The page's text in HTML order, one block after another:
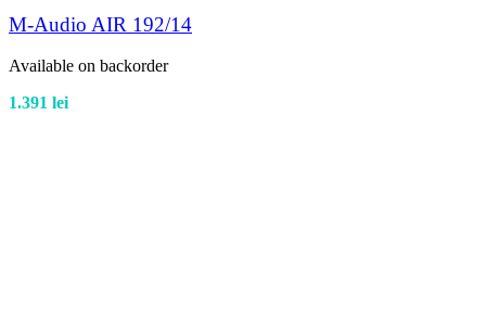
M-Audio AIR 192/14
Available on backorder
1.391 lei